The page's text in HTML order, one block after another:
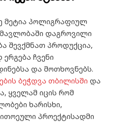
მეტია პოლიგრაფიულ
დაგროვილი
შევქმნათ პროდუქცია,
ჩვენი
და მოთხოვნებს.
ბეჭდვა თბილისში და
ყველამ იცის რომ
ხარისხი,
პროექტისადმი